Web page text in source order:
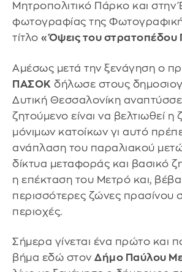
Μητροπολιτικό Πάρκο και στην
φωτογραφίας της
τίτλο «Όψεις του στρατοπέδου
Αμέσως μετά την ξενάγηση ο
ΠΑΣΟΚ δήλωσε στους
Δυτική Θεσσαλονίκη
ζητούμενο είναι να βελτιωθεί η
μόνιμων κατοίκων γι αυτό
ανάπλαση του παραλιακού
δίκτυα μεταφοράς και βασικό
η επέκταση του Μετρό και,
περισσότερες ζώνες πρασίνου
περιοχές.
Σήμερα γίνεται ένα πρώτο και
βήμα εδώ στον Δήμο Παύλου